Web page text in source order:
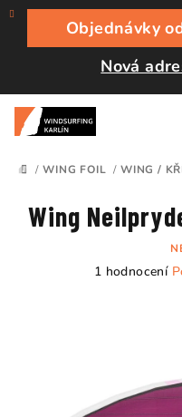
Přejít
obsah
Objednávky
Nová
DOMŮ
/ WING FOIL / WING /
Wing
Průměrné
hvězdiček.
1 hodnocení